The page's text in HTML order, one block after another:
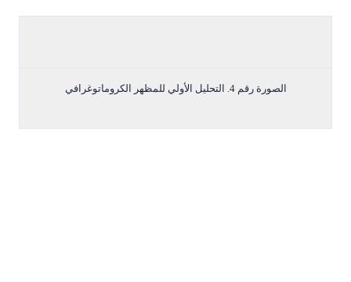
لصورة رقم 4. التحليل الأولي للمظهر الكروماتوغرافي